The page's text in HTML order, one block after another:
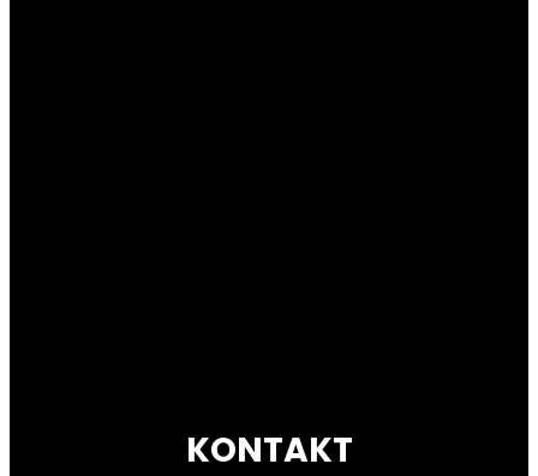
KONTAKT